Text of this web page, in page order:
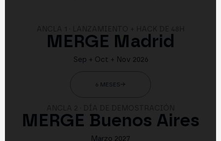
MERGE Madrid
Sep + Oct + Nov 2026
6 MESES→
MERGE Buenos Aires
Marzo 2027